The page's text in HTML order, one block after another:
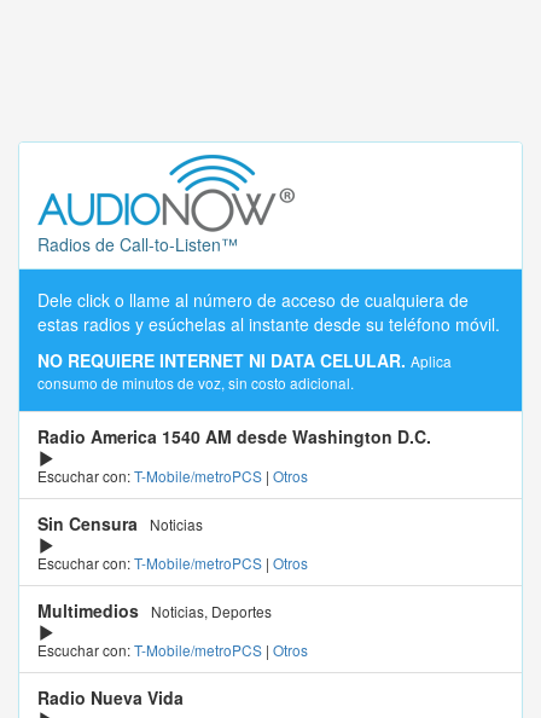
Radios de Call-to-Listen™
Dele click o llame al número de acceso de cualquiera de
estas radios y esúchelas al instante desde su teléfono móvil.
NO REQUIERE INTERNET NI DATA CELULAR. Aplica
consumo de minutos de voz, sin costo adicional.
Radio America 1540 AM desde Washington D.C.
Escuchar con:T-Mobile/metroPCS | Otros
Sin Censura
Noticias
Escuchar con:T-Mobile/metroPCS | Otros
Multimedios
Noticias, Deportes
Escuchar con:T-Mobile/metroPCS | Otros
Radio Nueva Vida